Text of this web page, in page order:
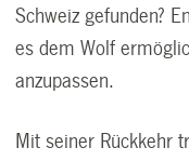
Schweiz gefunden?
es dem Wolf
anzupassen.
Mit seiner Rückkehr